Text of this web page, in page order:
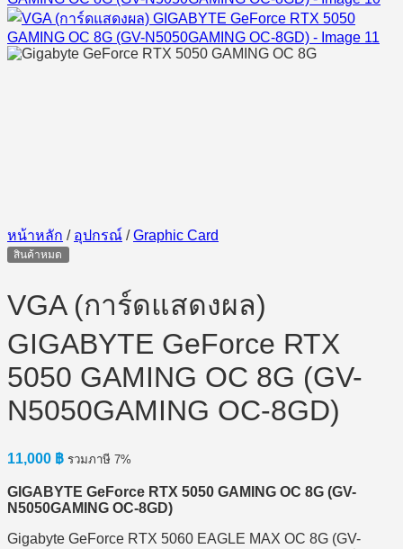
หน้าหลัก / อุปกรณ์ / Graphic Card
สินค้าหมด
VGA (การ์ดแสดงผล)
GIGABYTE GeForce RTX
5050 GAMING OC 8G (GV-
N5050GAMING OC-8GD)
11,000 ฿ รวมภาษี 7%
GIGABYTE GeForce RTX 5050 GAMING OC 8G (GV-
N5050GAMING OC-8GD)
Gigabyte GeForce RTX 5060 EAGLE MAX OC 8G (GV-